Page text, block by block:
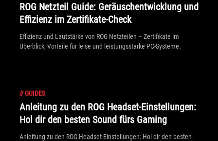
ROG Netzteil Guide: Geräuschentwicklung und
Effizienz im Zertifikate-Check
Effizienz und Lautstärke von ROG Netzteilen – Zertifikate im
Überblick, Vorteile für leise und leistungsstarke PC-Systeme.
//GUIDES
Anleitung zu den ROG Headset-Einstellungen:
Hol dir den besten Sound fürs Gaming
Anleitung zu den ROG Headset-Einstellungen: Hol dir den besten